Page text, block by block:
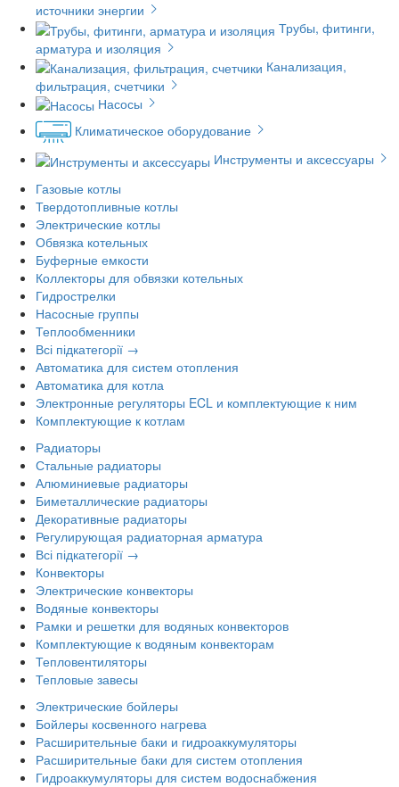
источники энергии
Трубы, фитинги,
арматура и изоляция
Канализация,
фильтрация, счетчики
Насосы
Климатическое оборудование
Инструменты и аксессуары
Газовые котлы
Твердотопливные котлы
Электрические котлы
Обвязка котельных
Буферные емкости
Коллекторы для обвязки котельных
Гидрострелки
Насосные группы
Теплообменники
Всі підкатегорії →
Автоматика для систем отопления
Автоматика для котла
Электронные регуляторы ECL и комплектующие к ним
Комплектующие к котлам
Радиаторы
Стальные радиаторы
Алюминиевые радиаторы
Биметаллические радиаторы
Декоративные радиаторы
Регулирующая радиаторная арматура
Всі підкатегорії →
Конвекторы
Электрические конвекторы
Водяные конвекторы
Рамки и решетки для водяных конвекторов
Комплектующие к водяным конвекторам
Тепловентиляторы
Тепловые завесы
Электрические бойлеры
Бойлеры косвенного нагрева
Расширительные баки и гидроаккумуляторы
Расширительные баки для систем отопления
Гидроаккумуляторы для систем водоснабжения